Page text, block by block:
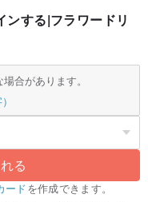
する|フラワードリ
合があります。
る
ードを作成できます。